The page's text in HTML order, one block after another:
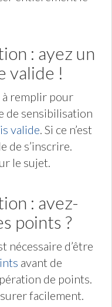
: ayez un
valide !
remplir pour
de sensibilisation
valide. Si ce n’est
de s’inscrire.
le sujet.
: avez-
points ?
nécessaire d’être
avant de
de points.
facilement.